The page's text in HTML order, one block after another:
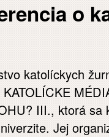
o
katolíckych
III., ktorá sa
Jej